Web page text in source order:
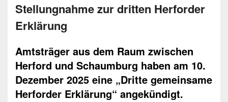
Stellungnahme zur dritten Herforder
Erklärung
Amtsträger aus dem Raum zwischen
Herford und Schaumburg haben am 10.
Dezember 2025 eine „Dritte gemeinsame
Herforder Erklärung“ angekündigt.